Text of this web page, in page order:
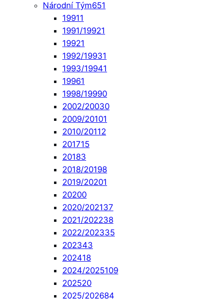
Národní Tým651
19911
1991/19921
19921
1992/19931
1993/19941
19961
1998/19990
2002/20030
2009/20101
2010/20112
201715
20183
2018/20198
2019/20201
20200
2020/202137
2021/202238
2022/202335
202343
202418
2024/2025109
202520
2025/202684